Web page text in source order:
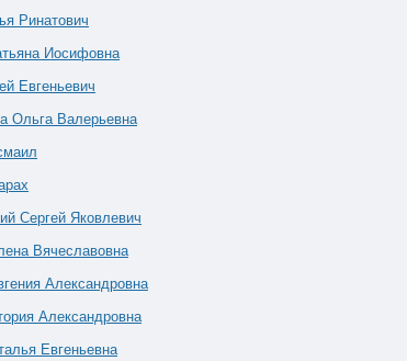
Ринатович
Иосифовна
Евгеньевич
Ольга Валерьевна
Сергей Яковлевич
Вячеславовна
Александровна
Александровна
Евгеньевна